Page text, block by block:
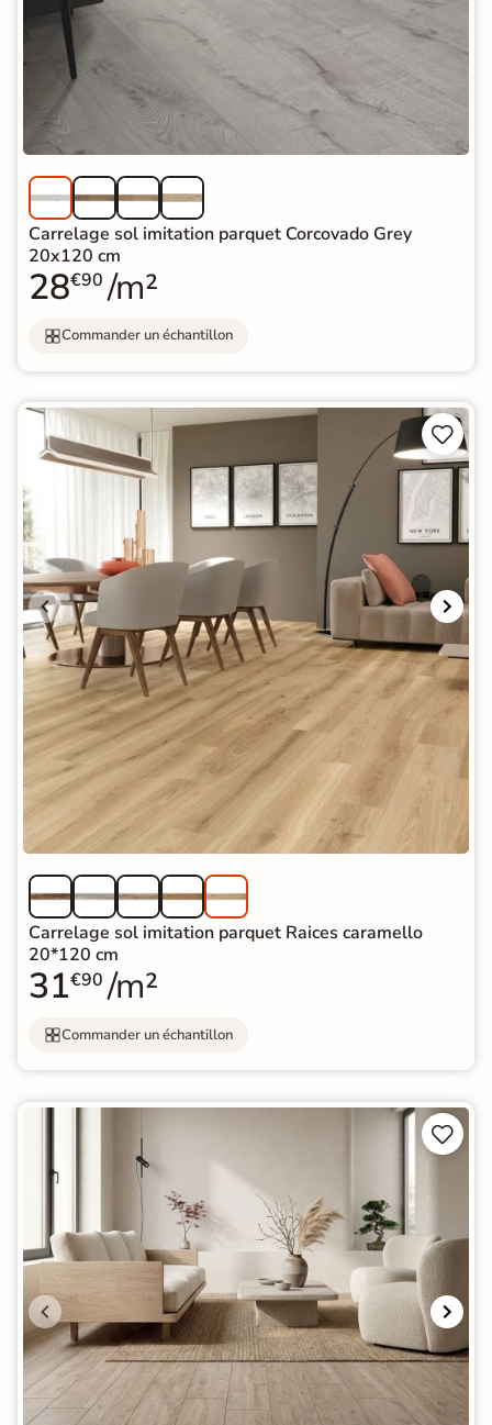
Carrelage sol imitation parquet Corcovado Grey
20x120 cm
28€90 /m²
Commander un échantillon


Carrelage sol imitation parquet Raices caramello
20*120 cm
31€90 /m²
Commander un échantillon

